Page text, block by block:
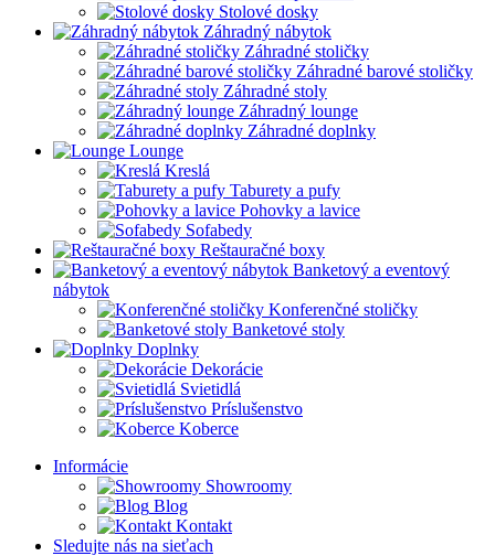
Stolové dosky
Záhradný nábytok
Záhradné stoličky
Záhradné barové stoličky
Záhradné stoly
Záhradný lounge
Záhradné doplnky
Lounge
Kreslá
Taburety a pufy
Pohovky a lavice
Sofabedy
Reštauračné boxy
Banketový a eventový
nábytok
Konferenčné stoličky
Banketové stoly
Doplnky
Dekorácie
Svietidlá
Príslušenstvo
Koberce
Informácie
Showroomy
Blog
Kontakt
Sledujte nás na sieťach